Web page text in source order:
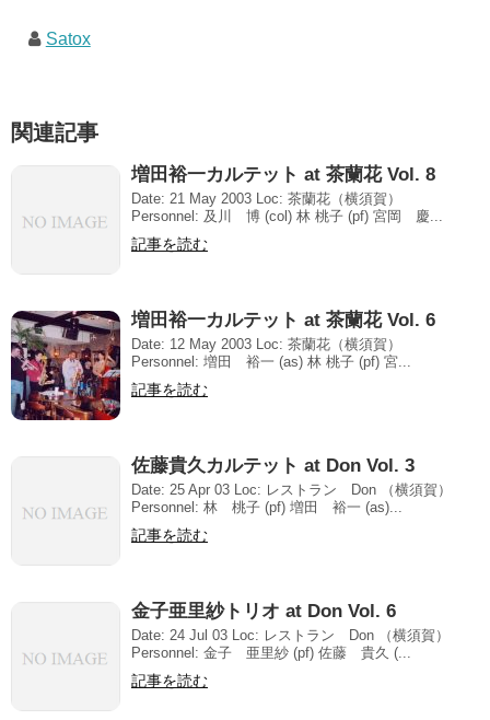
Satox
関連記事
増田裕一カルテット at 茶蘭花 Vol. 8
Date: 21 May 2003 Loc: 茶蘭花（横須賀）
Personnel: 及川 博 (col) 林 桃子 (pf) 宮岡 慶...
記事を読む
増田裕一カルテット at 茶蘭花 Vol. 6
Date: 12 May 2003 Loc: 茶蘭花（横須賀）
Personnel: 増田 裕一 (as) 林 桃子 (pf) 宮...
記事を読む
佐藤貴久カルテット at Don Vol. 3
Date: 25 Apr 03 Loc: レストラン Don （横須賀）
Personnel: 林 桃子 (pf) 増田 裕一 (as)...
記事を読む
金子亜里紗トリオ at Don Vol. 6
Date: 24 Jul 03 Loc: レストラン Don （横須賀）
Personnel: 金子 亜里紗 (pf) 佐藤 貴久 (...
記事を読む